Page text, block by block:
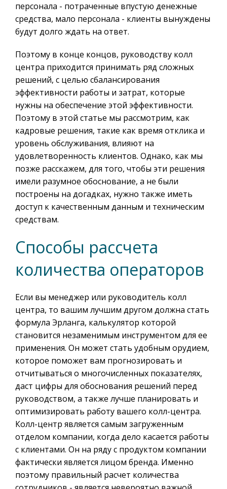
персонала - потраченные впустую денежные
средства, мало персонала - клиенты вынуждены
будут долго ждать на ответ.
Поэтому в конце концов, руководству колл
центра приходится принимать ряд сложных
решений, с целью сбалансирования
эффективности работы и затрат, которые
нужны на обеспечение этой эффективности.
Поэтому в этой статье мы рассмотрим, как
кадровые решения, такие как время отклика и
уровень обслуживания, влияют на
удовлетворенность клиентов. Однако, как мы
позже расскажем, для того, чтобы эти решения
имели разумное обоснование, а не были
построены на догадках, нужно также иметь
доступ к качественным данным и техническим
средствам.
Способы рассчета
количества операторов
Если вы менеджер или руководитель колл
центра, то вашим лучшим другом должна стать
формула Эрланга, калькулятор которой
становится незаменимым инструментом для ее
применения. Он может стать удобным орудием,
которое поможет вам прогнозировать и
отчитываться о многочисленных показателях,
даст цифры для обоснования решений перед
руководством, а также лучше планировать и
оптимизировать работу вашего колл-центра.
Колл-центр является самым загруженным
отделом компании, когда дело касается работы
с клиентами. Он на ряду с продуктом компании
фактически является лицом бренда. Именно
поэтому правильный расчет количества